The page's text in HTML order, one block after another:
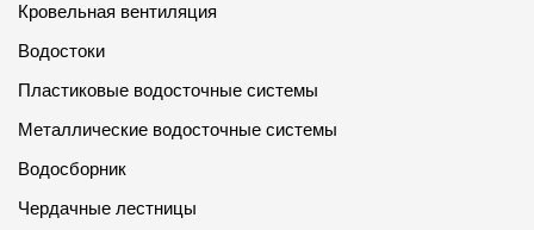
Кровельная вентиляция
Водостоки
Пластиковые водосточные системы
Металлические водосточные системы
Водосборник
Чердачные лестницы